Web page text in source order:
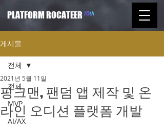
PLATFORM ROCATEER
게시물
전체
MVP
AI/AX
전체
핑크맨, 팬덤 앱 제작 및 온
라인 오디션 플랫폼 개발
2021년 5월 11일